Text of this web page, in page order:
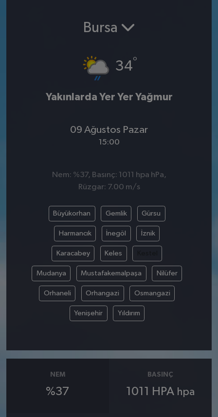
Bursa
34°
Yakınlarda Yer Yer Yağmur
09 Ağustos Pazar
15:00
Nem: %37, Basınç: 1011 hpa hPa,
Rüzgar: 7.00 m/s
Büyükorhan Gemlik Gürsu
Harmancık İnegöl İznik
Karacabey Keles
Mudanya Mustafakemalpaşa Nilüfer
Orhaneli Orhangazi Osmangazi
Yenişehir Yıldırım
NEM
%37
BASINÇ
1011 HPA hpa
YAŞAM